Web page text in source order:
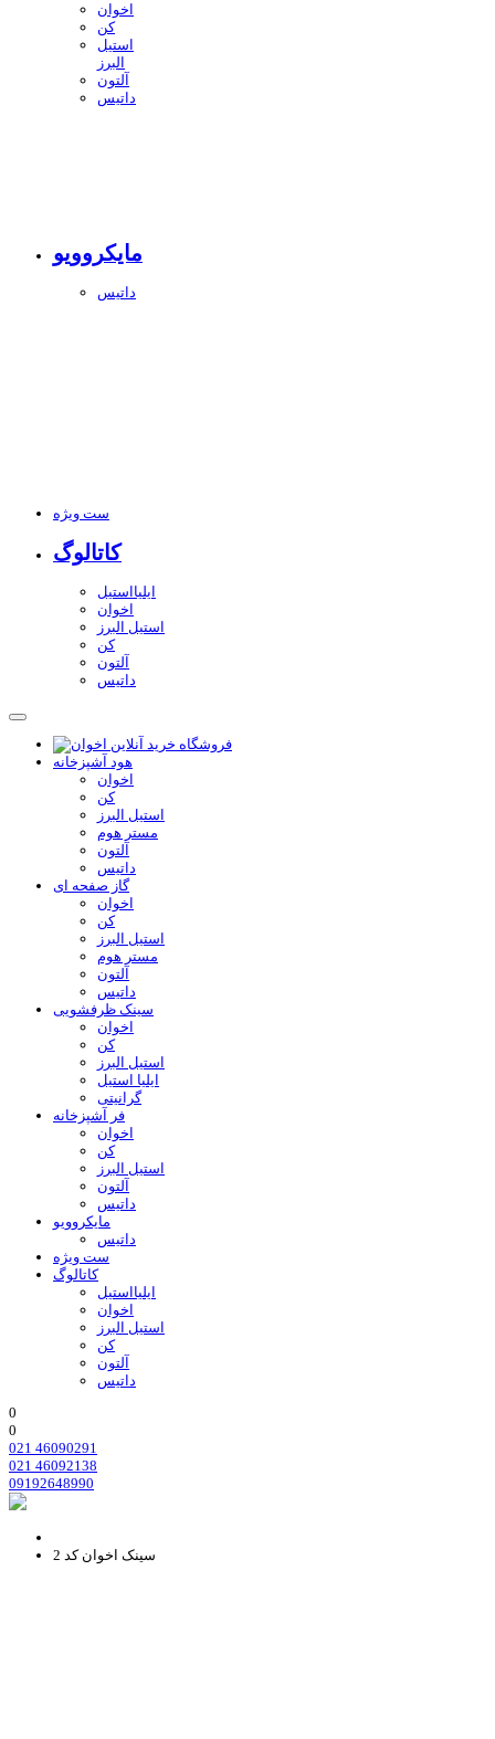
اخوان
کن
استیل
البرز
آلتون
داتیس
مایکروویو
داتیس
ست ویژه
کاتالوگ
ایلیااستیل
اخوان
استیل البرز
کن
آلتون
داتیس
هود آشپزخانه
اخوان
کن
استیل البرز
مستر هوم
آلتون
داتیس
گاز صفحه ای
اخوان
کن
استیل البرز
مستر هوم
آلتون
داتیس
سینک ظرفشویی
اخوان
کن
استیل البرز
ایلیا استیل
گرانیتی
فر آشپزخانه
اخوان
کن
استیل البرز
آلتون
داتیس
مایکروویو
داتیس
ست ویژه
کاتالوگ
ایلیااستیل
اخوان
استیل البرز
کن
آلتون
داتیس
0
0
021 46090291
021 46092138
09192648990
سینک اخوان کد 2